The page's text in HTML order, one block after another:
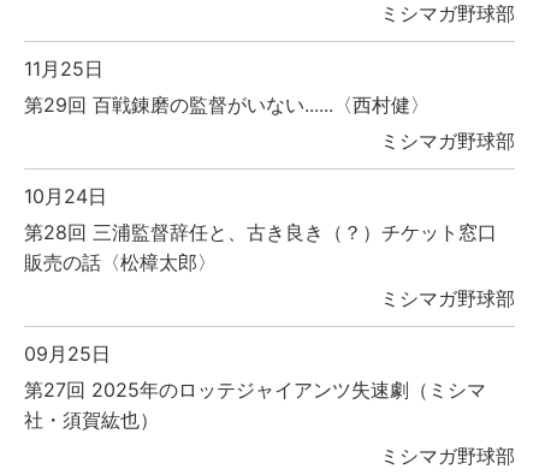
ミシマガ野球部
11月25日
第29回 百戦錬磨の監督がいない......〈西村健〉
ミシマガ野球部
10月24日
第28回 三浦監督辞任と、古き良き（？）チケット窓口
販売の話〈松樟太郎〉
ミシマガ野球部
09月25日
第27回 2025年のロッテジャイアンツ失速劇（ミシマ
社・須賀紘也）
ミシマガ野球部